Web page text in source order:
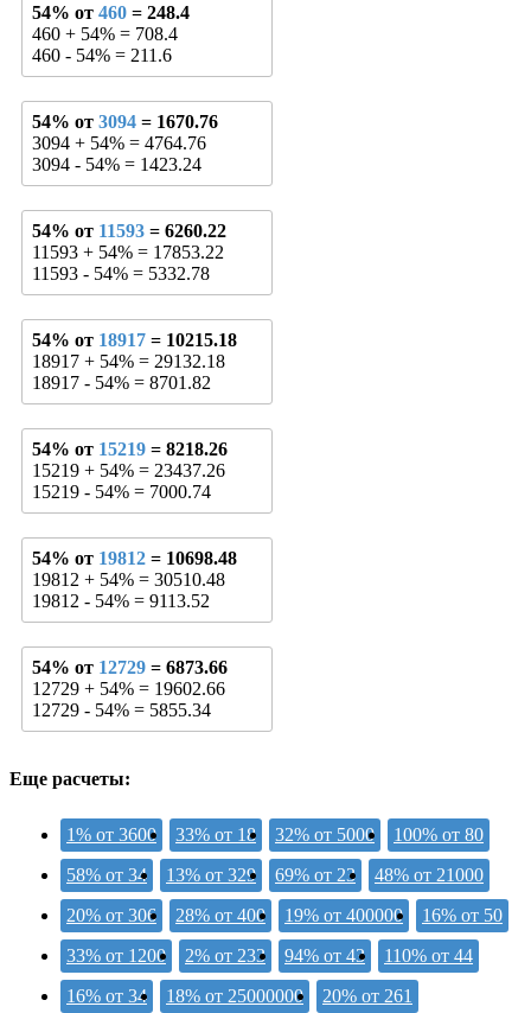
54% от 460 = 248.4
460 + 54% = 708.4
460 - 54% = 211.6
54% от 3094 = 1670.76
3094 + 54% = 4764.76
3094 - 54% = 1423.24
54% от 11593 = 6260.22
11593 + 54% = 17853.22
11593 - 54% = 5332.78
54% от 18917 = 10215.18
18917 + 54% = 29132.18
18917 - 54% = 8701.82
54% от 15219 = 8218.26
15219 + 54% = 23437.26
15219 - 54% = 7000.74
54% от 19812 = 10698.48
19812 + 54% = 30510.48
19812 - 54% = 9113.52
54% от 12729 = 6873.66
12729 + 54% = 19602.66
12729 - 54% = 5855.34
Еще расчеты:
1% от 3600 33% от 18 32% от 5000
100% от 80
58% от 34
13% от 329 69% от 23
48% от 21000
20% от 306
28% от 400 19% от 400000
16% от 50
33% от 1200
2% от 233 94% от 43
110% от 44
16% от 34
18% от 25000000 20% от 261